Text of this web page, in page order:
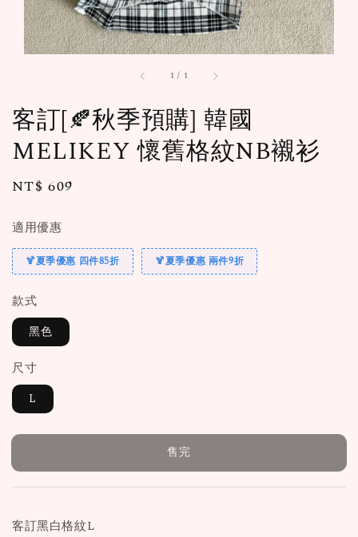
1 / 1
客訂[🍂秋季預購] 韓國
MELIKEY 懷舊格紋NB襯衫
Regular
NT$ 609
適用優惠
🍹夏季優惠 四件85折 🍹夏季優惠 兩件9折
款式
黑色
尺寸
L
售完
客訂黑白格紋L